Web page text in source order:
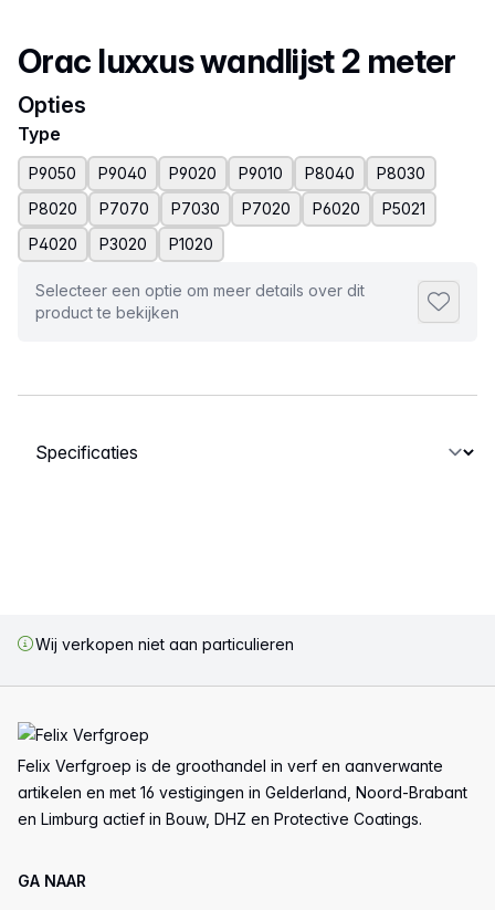
Productnaam
Orac luxxus wandlijst 2 meter
Opties
Type
P9050 P9040 P9020 P9010 P8040
P8030
P8020
P7070 P7030 P7020 P6020
P5021
P4020
P3020 P1020
Selecteer een optie om meer details over dit
product te bekijken
Selecteer een tabblad
Wij verkopen niet aan particulieren
Felix Verfgroep is de groothandel in verf en aanverwante
artikelen en met 16 vestigingen in Gelderland, Noord-Brabant
en Limburg actief in Bouw, DHZ en Protective Coatings.
GA NAAR